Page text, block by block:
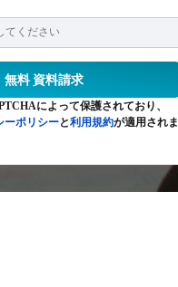
によって保護されており、
ーポリシーと利用規約が適用されま